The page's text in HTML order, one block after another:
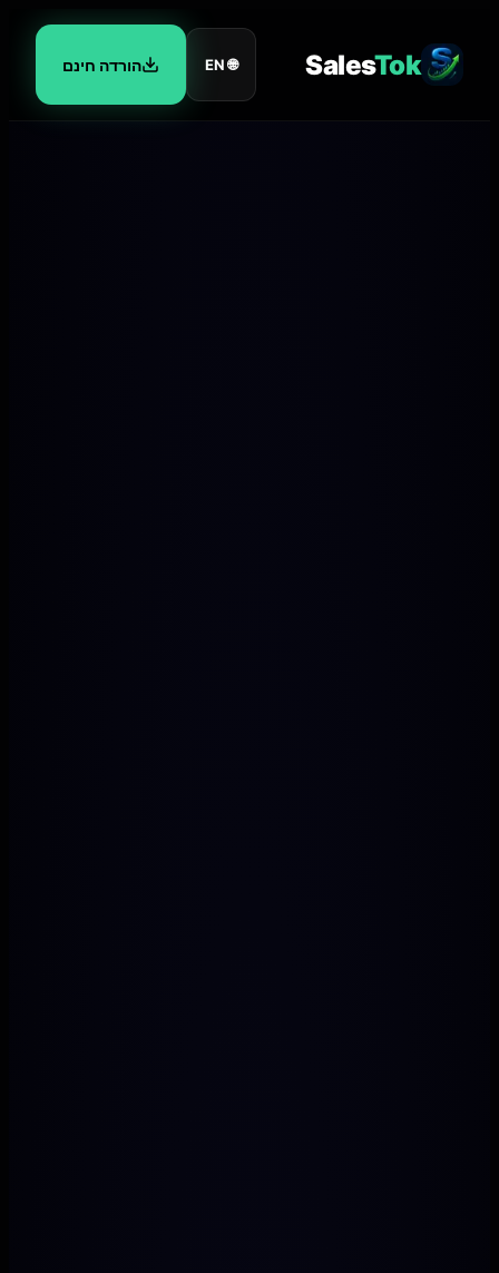
SalesTok
🌐
EN הורדה חינם